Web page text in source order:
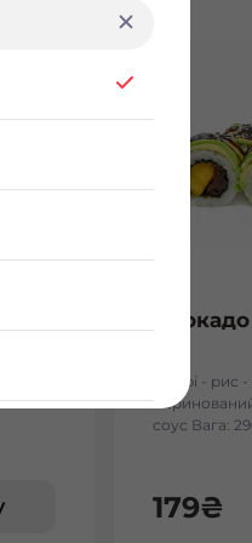
- Норі - рис
соус Вага:
179₴